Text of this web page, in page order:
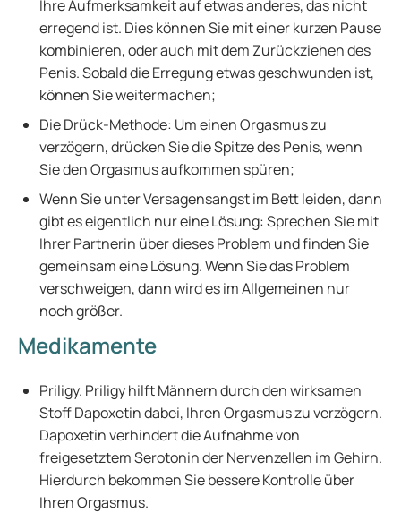
Ihre Aufmerksamkeit auf etwas anderes, das nicht
erregend ist. Dies können Sie mit einer kurzen Pause
kombinieren, oder auch mit dem Zurückziehen des
Penis. Sobald die Erregung etwas geschwunden ist,
können Sie weitermachen;
Die Drück-Methode: Um einen Orgasmus zu
verzögern, drücken Sie die Spitze des Penis, wenn
Sie den Orgasmus aufkommen spüren;
Wenn Sie unter Versagensangst im Bett leiden, dann
gibt es eigentlich nur eine Lösung: Sprechen Sie mit
Ihrer Partnerin über dieses Problem und finden Sie
gemeinsam eine Lösung. Wenn Sie das Problem
verschweigen, dann wird es im Allgemeinen nur
noch größer.
Medikamente
Priligy. Priligy hilft Männern durch den wirksamen
Stoff Dapoxetin dabei, Ihren Orgasmus zu verzögern.
Dapoxetin verhindert die Aufnahme von
freigesetztem Serotonin der Nervenzellen im Gehirn.
Hierdurch bekommen Sie bessere Kontrolle über
Ihren Orgasmus.